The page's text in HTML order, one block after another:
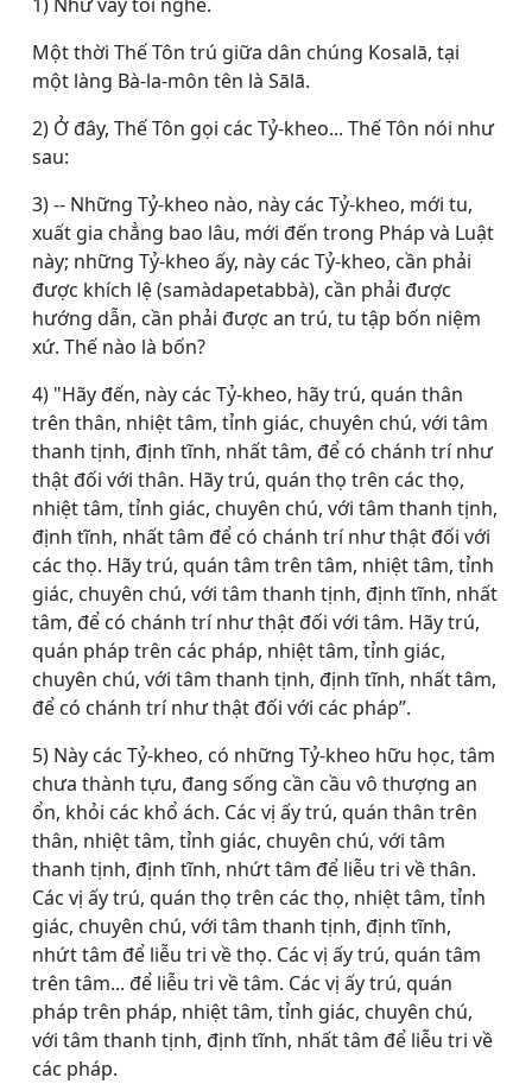
Một thời Thế Tôn trú giữa dân chúng Kosalā, tại
một làng Bà-la-môn tên là Sālā.
2) Ở đây, Thế Tôn gọi các Tỷ-kheo... Thế Tôn nói như
sau:
3) -- Những Tỷ-kheo nào, này các Tỷ-kheo, mới tu,
xuất gia chẳng bao lâu, mới đến trong Pháp và Luật
này; những Tỷ-kheo ấy, này các Tỷ-kheo, cần phải
được khích lệ (samàdapetabbà), cần phải được
hướng dẫn, cần phải được an trú, tu tập bốn niệm
xứ. Thế nào là bốn?
4) "Hãy đến, này các Tỷ-kheo, hãy trú, quán thân
trên thân, nhiệt tâm, tỉnh giác, chuyên chú, với tâm
thanh tịnh, định tĩnh, nhất tâm, để có chánh trí như
thật đối với thân. Hãy trú, quán thọ trên các thọ,
nhiệt tâm, tỉnh giác, chuyên chú, với tâm thanh tịnh,
định tĩnh, nhất tâm để có chánh trí như thật đối với
các thọ. Hãy trú, quán tâm trên tâm, nhiệt tâm, tỉnh
giác, chuyên chú, với tâm thanh tịnh, định tĩnh, nhất
tâm, để có chánh trí như thật đối với tâm. Hãy trú,
quán pháp trên các pháp, nhiệt tâm, tỉnh giác,
chuyên chú, với tâm thanh tịnh, định tĩnh, nhất tâm,
để có chánh trí như thật đối với các pháp”.
5) Này các Tỷ-kheo, có những Tỷ-kheo hữu học, tâm
chưa thành tựu, đang sống cần cầu vô thượng an
ổn, khỏi các khổ ách. Các vị ấy trú, quán thân trên
thân, nhiệt tâm, tỉnh giác, chuyên chú, với tâm
thanh tịnh, định tĩnh, nhứt tâm để liễu tri về thân.
Các vị ấy trú, quán thọ trên các thọ, nhiệt tâm, tỉnh
giác, chuyên chú, với tâm thanh tịnh, định tĩnh,
nhứt tâm để liễu tri về thọ. Các vị ấy trú, quán tâm
trên tâm... để liễu tri về tâm. Các vị ấy trú, quán
pháp trên pháp, nhiệt tâm, tỉnh giác, chuyên chú,
với tâm thanh tịnh, định tĩnh, nhất tâm để liễu tri về
các pháp.